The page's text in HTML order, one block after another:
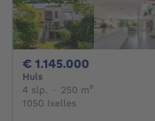
€ 1.145.000
Huis
4 slp. 4 slaapkamers
· 250 m²
1050 Ixelles